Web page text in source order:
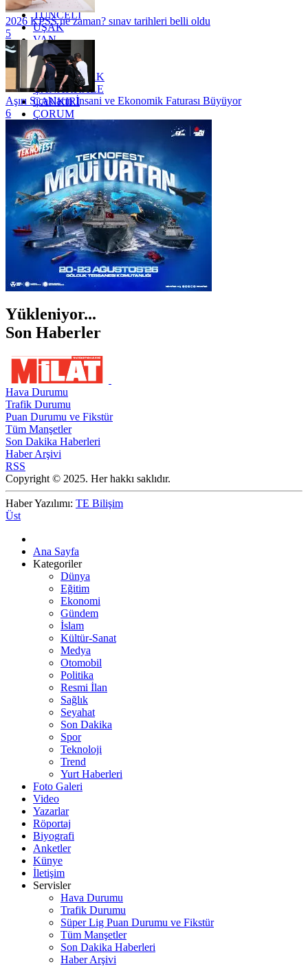
TRABZON
TUNCELİ
UŞAK
VAN
YALOVA
YOZGAT
ZONGULDAK
ÇANAKKALE
ÇANKIRI
ÇORUM
İSTANBUL
İZMİR
ŞANLIURFA
ŞIRNAK
2026 KPSS ne zaman? sınav tarihleri belli oldu
5
Aşırı Sıcakların İnsani ve Ekonomik Faturası Büyüyor
6
Yükleniyor...
Son Haberler
Hava Durumu
Trafik Durumu
Puan Durumu ve Fikstür
Tüm Manşetler
Son Dakika Haberleri
Haber Arşivi
RSS
Copyright © 2025. Her hakkı saklıdır.
Haber Yazılımı: TE Bilişim
Üst
Ana Sayfa
Kategoriler
Dünya
Eğitim
Ekonomi
Gündem
İslam
Kültür-Sanat
Medya
Otomobil
Politika
Resmi İlan
Sağlık
Seyahat
Son Dakika
Spor
Teknoloji
Trend
Yurt Haberleri
Foto Galeri
Video
Yazarlar
Röportaj
Biyografi
Anketler
Künye
İletişim
Servisler
Hava Durumu
Trafik Durumu
Süper Lig Puan Durumu ve Fikstür
Tüm Manşetler
Son Dakika Haberleri
Haber Arşivi